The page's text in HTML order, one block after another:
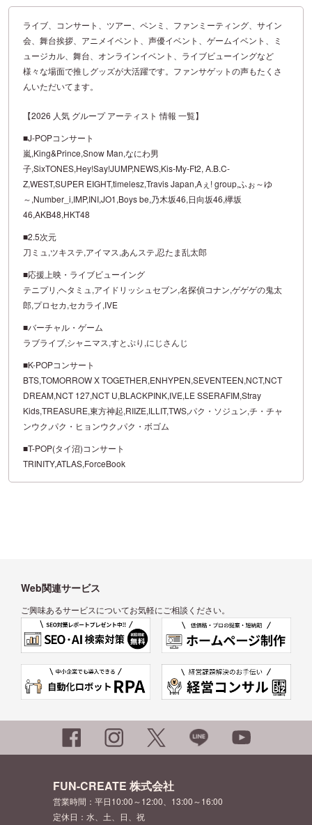
ライブ、コンサート、ツアー、ペンミ、ファンミーティング、サイン
会、舞台挨拶、アニメイベント、声優イベント、ゲームイベント、ミ
ュージカル、舞台、オンラインイベント、ライブビューイングなど
様々な場面で推しグッズが大活躍です。ファンサゲットの声もたくさ
んいただいてます。
【2026 人気 グループ アーティスト 情報 一覧】
■J-POPコンサート
嵐,King&Prince,Snow Man,なにわ男
子,SixTONES,Hey!Say!JUMP,NEWS,Kis-My-Ft2, A.B.C-
Z,WEST,SUPER EIGHT,timelesz,Travis Japan,Aぇ! group,ふぉ～ゆ
～,Number_i,IMP,INI,JO1,Boys be,乃木坂46,日向坂46,欅坂
46,AKB48,HKT48
■2.5次元
刀ミュ,ツキステ,アイマス,あんステ,忍たま乱太郎
■応援上映・ライブビューイング
テニプリ,ヘタミュ,アイドリッシュセブン,名探偵コナン,ゲゲゲの鬼太
郎,プロセカ,セカライ,IVE
■バーチャル・ゲーム
ラブライブ,シャニマス,すとぷり,にじさんじ
■K-POPコンサート
BTS,TOMORROW X TOGETHER,ENHYPEN,SEVENTEEN,NCT,NCT
DREAM,NCT 127,NCT U,BLACKPINK,IVE,LE SSERAFIM,Stray
Kids,TREASURE,東方神起,RIIZE,ILLIT,TWS,パク・ソジュン,チ・チャ
ンウク,パク・ヒョンウク,パク・ボゴム
■T-POP(タイ沼)コンサート
TRINITY,ATLAS,ForceBook
Web関連サービス
ご興味あるサービスについてお気軽にご相談ください。
FUN-CREATE 株式会社
営業時間：平日10:00～12:00、13:00～16:00
定休日：水、土、日、祝